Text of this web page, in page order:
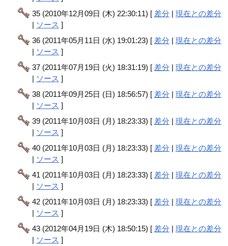
35 (2010年12月09日 (木) 22:30:11) [ 差分 |現在との差分
| ソース ]
36 (2011年05月11日 (水) 19:01:23) [ 差分 |現在との差分
| ソース ]
37 (2011年07月19日 (火) 18:31:19) [ 差分 |現在との差分
| ソース ]
38 (2011年09月25日 (日) 18:56:57) [ 差分 |現在との差分
| ソース ]
39 (2011年10月03日 (月) 18:23:33) [ 差分 |現在との差分
| ソース ]
40 (2011年10月03日 (月) 18:23:33) [ 差分 |現在との差分
| ソース ]
41 (2011年10月03日 (月) 18:23:33) [ 差分 |現在との差分
| ソース ]
42 (2011年10月03日 (月) 18:23:33) [ 差分 |現在との差分
| ソース ]
43 (2012年04月19日 (木) 18:50:15) [ 差分 |現在との差分
| ソース ]